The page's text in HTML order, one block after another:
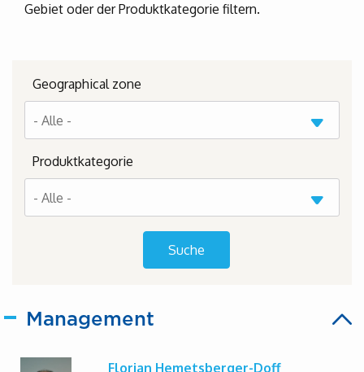
Gebiet oder der Produktkategorie filtern.
Geographical zone
Produktkategorie
Management
Florian Hemetsberger-Doff